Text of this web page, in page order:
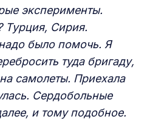
эксперименты.
Сирия.
было помочь. Я
туда бригаду,
самолеты. Приехала
Сердобольные
и тому подобное.